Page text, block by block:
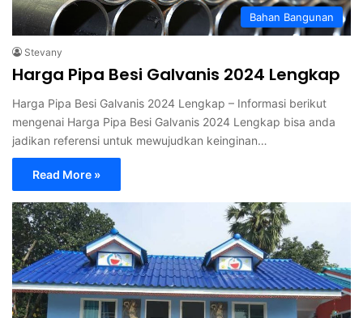
Bahan Bangunan
Stevany
Harga Pipa Besi Galvanis 2024 Lengkap
Harga Pipa Besi Galvanis 2024 Lengkap – Informasi berikut
mengenai Harga Pipa Besi Galvanis 2024 Lengkap bisa anda
jadikan referensi untuk mewujudkan keinginan…
Read More »